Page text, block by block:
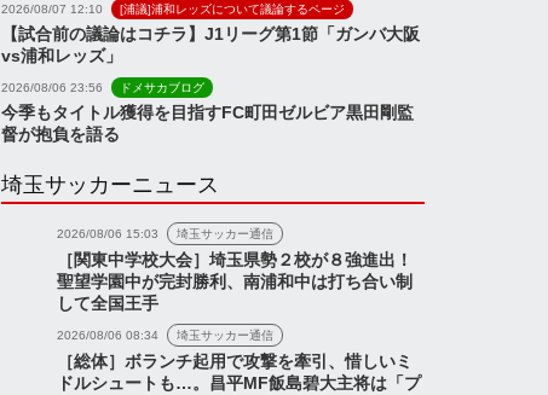
2026/08/07 12:10 [浦議]浦和レッズについて議論するページ
【試合前の議論はコチラ】J1リーグ第1節「ガンバ大阪
vs浦和レッズ」
2026/08/06 23:56 ドメサカブログ
今季もタイトル獲得を目指すFC町田ゼルビア黒田剛監
督が抱負を語る
埼玉サッカーニュース
2026/08/06 15:03 埼玉サッカー通信
［関東中学校大会］埼玉県勢２校が８強進出！
聖望学園中が完封勝利、南浦和中は打ち合い制
して全国王手
2026/08/06 08:34 埼玉サッカー通信
［総体］ボランチ起用で攻撃を牽引、惜しいミ
ドルシュートも…。昌平MF飯島碧大主将は「プ